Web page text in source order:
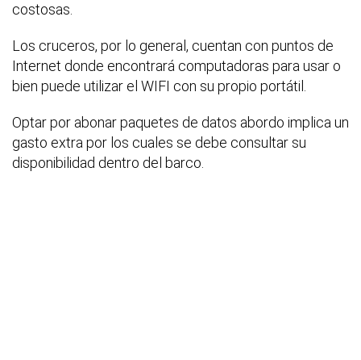
costosas.
Los cruceros, por lo general, cuentan con puntos de
Internet donde encontrará computadoras para usar o
bien puede utilizar el WIFI con su propio portátil.
Optar por abonar paquetes de datos abordo implica un
gasto extra por los cuales se debe consultar su
disponibilidad dentro del barco.